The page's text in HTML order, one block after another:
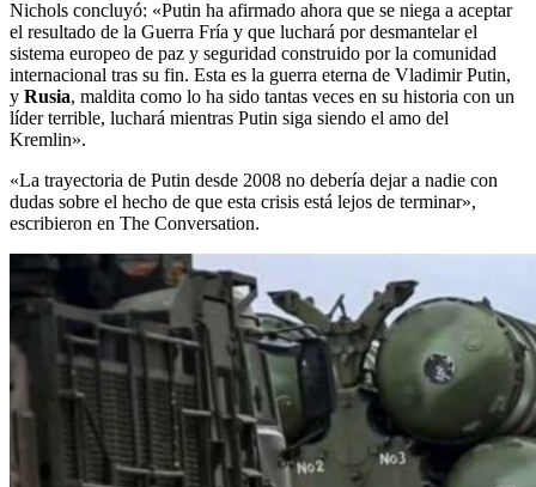
Nichols concluyó: «Putin ha afirmado ahora que se niega a aceptar
el resultado de la Guerra Fría y que luchará por desmantelar el
sistema europeo de paz y seguridad construido por la comunidad
internacional tras su fin. Esta es la guerra eterna de Vladimir Putin,
y Rusia, maldita como lo ha sido tantas veces en su historia con un
líder terrible, luchará mientras Putin siga siendo el amo del
Kremlin».
«La trayectoria de Putin desde 2008 no debería dejar a nadie con
dudas sobre el hecho de que esta crisis está lejos de terminar»,
escribieron en The Conversation.